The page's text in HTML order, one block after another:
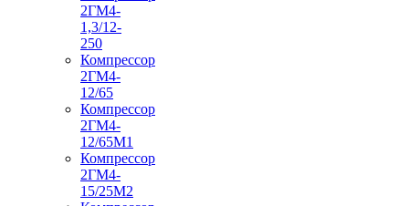
2ГМ4-
1,3/12-
250
Компрессор
2ГМ4-
12/65
Компрессор
2ГМ4-
12/65М1
Компрессор
2ГМ4-
15/25М2